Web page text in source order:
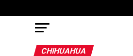
CHIHUAHUA